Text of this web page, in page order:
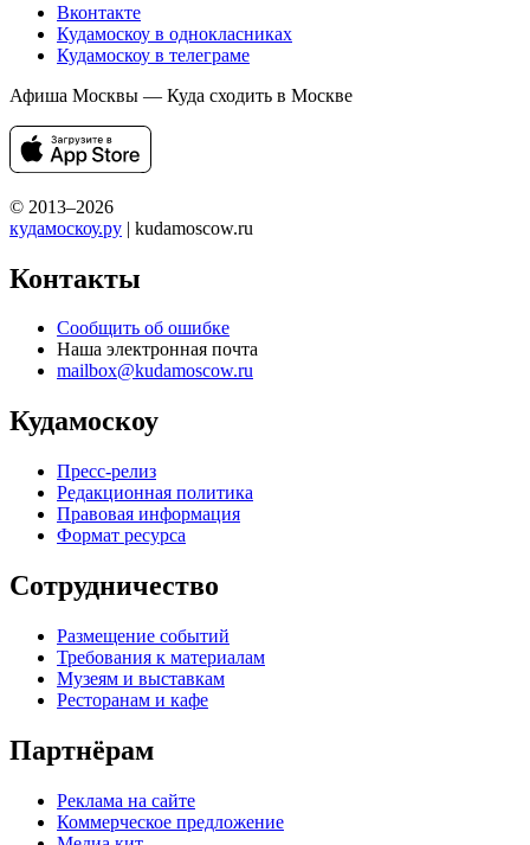
Вконтакте
Кудамоскоу в однокласниках
Кудамоскоу в телеграме
Афиша Москвы — Куда сходить в Москве
© 2013–2026
кудамоскоу.ру | kudamoscow.ru
Контакты
Сообщить об ошибке
Наша электронная почта
mailbox@kudamoscow.ru
Кудамоскоу
Пресс-релиз
Редакционная политика
Правовая информация
Формат ресурса
Сотрудничество
Размещение событий
Требования к материалам
Музеям и выставкам
Ресторанам и кафе
Партнёрам
Реклама на сайте
Коммерческое предложение